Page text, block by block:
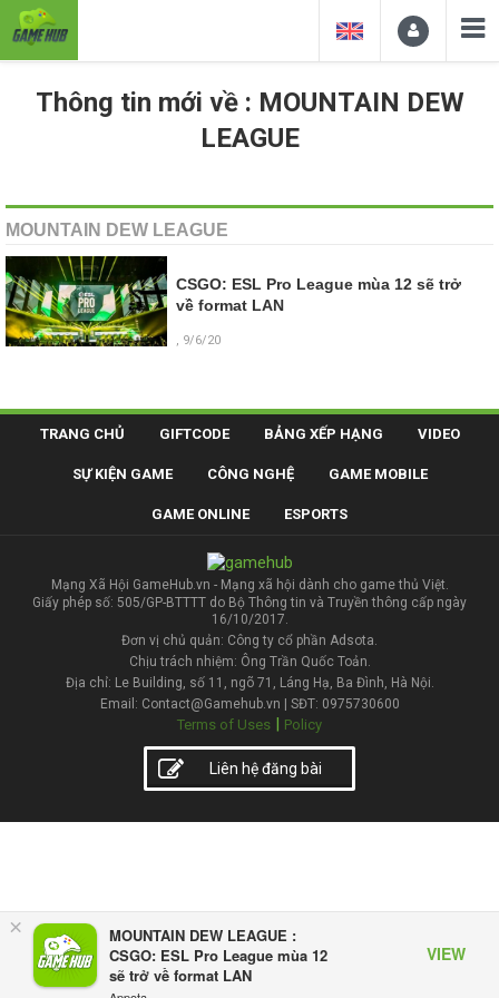
×
MOUNTAIN DEW LEAGUE :
CSGO: ESL Pro League mùa 12
sẽ trở về format LAN
VIEW
Thông tin mới về : MOUNTAIN DEW
LEAGUE
MOUNTAIN DEW LEAGUE
CSGO: ESL Pro League mùa 12 sẽ trở
về format LAN
, 9/6/20
TRANG CHỦ GIFTCODE BẢNG XẾP HẠNG VIDEO
SỰ KIỆN GAME CÔNG NGHỆ GAME MOBILE
GAME ONLINE ESPORTS
Mạng Xã Hội GameHub.vn - Mạng xã hội dành cho game thủ Việt.
Giấy phép số: 505/GP-BTTTT do Bộ Thông tin và Truyền thông cấp ngày
16/10/2017.
Đơn vị chủ quản: Công ty cổ phần Adsota.
Chịu trách nhiệm: Ông Trần Quốc Toản.
Địa chỉ: Le Building, số 11, ngõ 71, Láng Hạ, Ba Đình, Hà Nội.
Email: Contact@Gamehub.vn | SĐT: 0975730600
Terms of Uses | Policy
Liên hệ đăng bài